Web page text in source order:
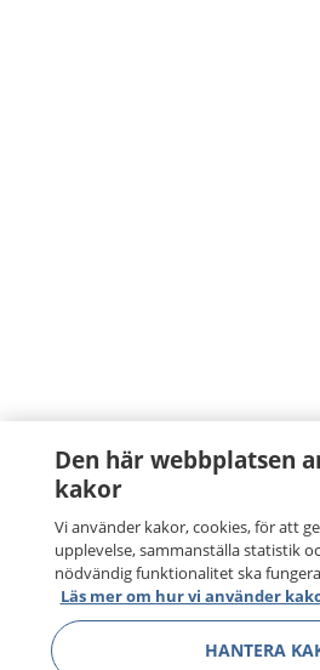
Den här webbplatsen
kakor
Vi använder kakor, cookies, för att
upplevelse, sammanställa statistik
nödvändig funktionalitet ska
Läs mer om hur vi använder
HANTERA